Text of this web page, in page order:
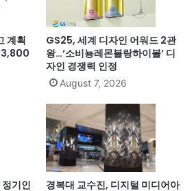
계획
3,800
GS25, 세계 디자인 어워드 2관
왕…‘소비뇽레몬블랑하이볼’ 디
자인 경쟁력 인정
August 7, 2026
기인 경복대 교수진, 디지털 미디어아